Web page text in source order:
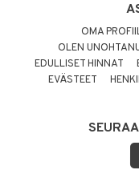
OMA
OLEN
EDULLISET HINNAT
EVÄSTEET